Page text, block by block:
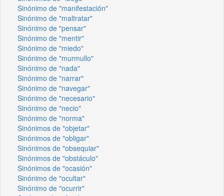
Sinónimo de "manifestación"
Sinónimo de "maltratar"
Sinónimo de "pensar"
Sinónimo de "mentir"
Sinónimo de "miedo"
Sinónimo de "murmullo"
Sinónimo de "nada"
Sinónimo de "narrar"
Sinónimo de "navegar"
Sinónimo de "necesario"
Sinónimo de "necio"
Sinónimo de "norma"
Sinónimos de "objetar"
Sinónimos de "obligar"
Sinónimos de "obsequiar"
Sinónimos de "obstáculo"
Sinónimos de "ocasión"
Sinónimo de "ocultar"
Sinónimo de "ocurrir"